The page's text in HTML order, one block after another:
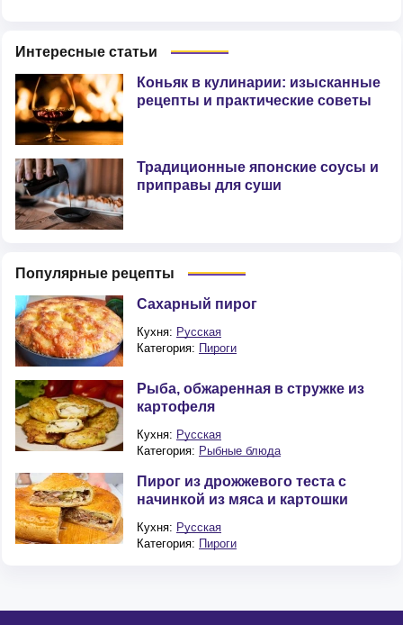
Интересные статьи
Коньяк в кулинарии: изысканные
рецепты и практические советы
Традиционные японские соусы и
приправы для суши
Популярные рецепты
Сахарный пирог
Кухня: Русская
Категория: Пироги
Рыба, обжаренная в стружке из
картофеля
Кухня: Русская
Категория: Рыбные блюда
Пирог из дрожжевого теста с
начинкой из мяса и картошки
Кухня: Русская
Категория: Пироги